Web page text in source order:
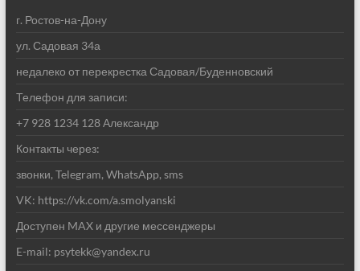
г. Ростов-на-Дону
ул. Садовая 34а
недалеко от перекрестка Садовая/Буденновский
Телефон для записи:
+7 928 1234 128 Александр
Контакты через:
звонки, Telegram, WhatsApp, sms
VK: https://vk.com/a.smolyanski
Доступен MAX и другие мессенджеры
E-mail: psytekk@yandex.ru